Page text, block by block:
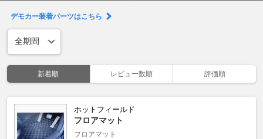
デモカー装着パーツはこちら
新着順 レビュー数順 評価順
ホットフィールド
フロアマット
フロアマット